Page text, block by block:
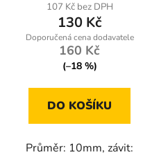
107 Kč bez DPH
130 Kč
160 Kč
(–18 %)
DO KOŠÍKU
Průměr: 10mm, závit: